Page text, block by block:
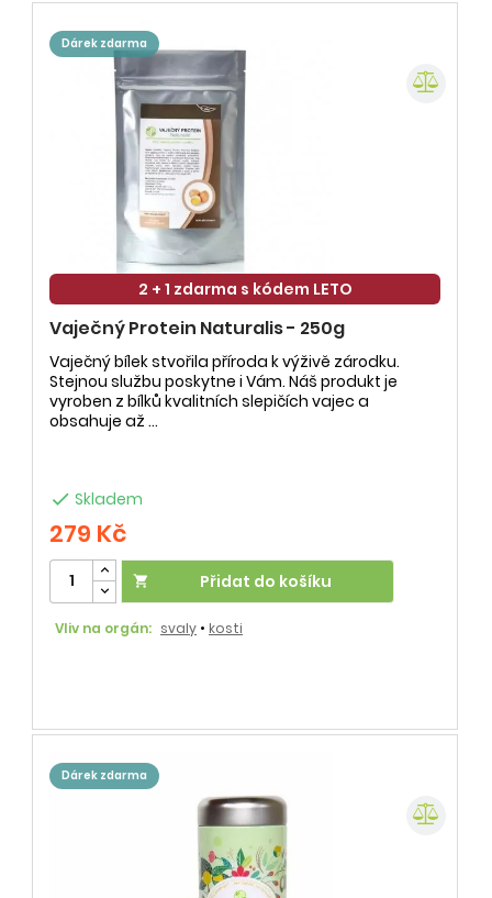
dárek zdarma
2 + 1 zdarma s kódem LETO
Vaječný Protein Naturalis - 250g
Vaječný bílek stvořila příroda k výživě zárodku.
Stejnou službu poskytne i Vám. Náš produkt je
vyroben z bílků kvalitních slepičích vajec a
obsahuje až ...
 Skladem
279 Kč
 Přidat do košíku
Vliv na orgán: svaly • kosti
dárek zdarma